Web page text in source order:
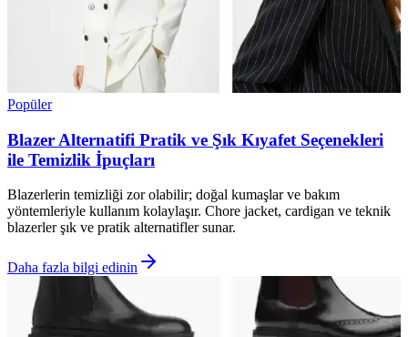
Popüler
Blazer Alternatifi Pratik ve Şık Kıyafet Seçenekleri
ile Temizlik İpuçları
Blazerlerin temizliği zor olabilir; doğal kumaşlar ve bakım
yöntemleriyle kullanım kolaylaşır. Chore jacket, cardigan ve teknik
blazerler şık ve pratik alternatifler sunar.
Daha fazla bilgi edinin